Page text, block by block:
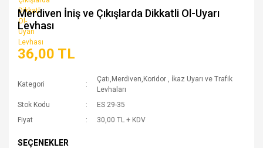
Merdiven İniş ve Çıkışlarda Dikkatli Ol-Uyarı
Levhası
36,00 TL
Kategori
Çatı,Merdiven,Koridor , İkaz Uyarı ve Trafik
Levhaları
Stok Kodu
ES 29-35
Fiyat
30,00 TL + KDV
SEÇENEKLER